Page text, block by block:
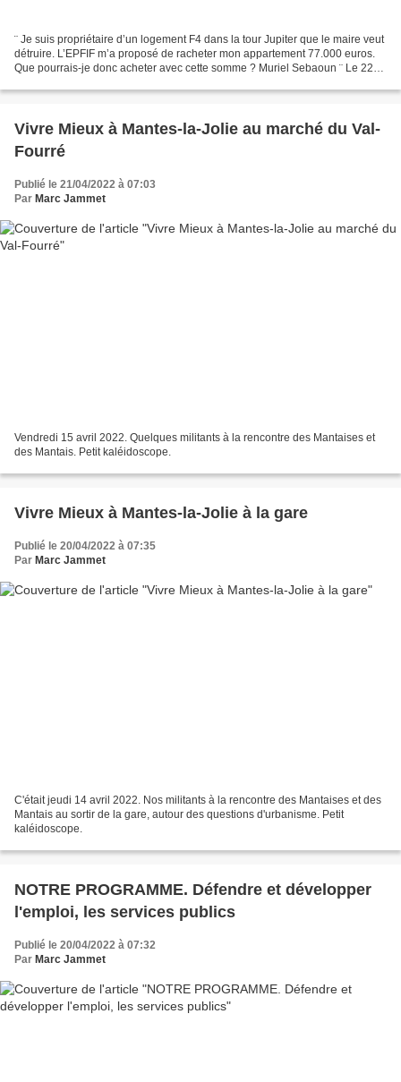
¨ Je suis propriétaire d’un logement F4 dans la tour Jupiter que le maire veut
détruire. L’EPFIF m’a proposé de racheter mon appartement 77.000 euros.
Que pourrais-je donc acheter avec cette somme ? Muriel Sebaoun ¨ Le 22
Vivre Mieux à Mantes-la-Jolie au marché du Val-
Fourré
Publié le 21/04/2022 à 07:03
Par Marc Jammet
Vendredi 15 avril 2022. Quelques militants à la rencontre des Mantaises et
des Mantais. Petit kaléidoscope.
Vivre Mieux à Mantes-la-Jolie à la gare
Publié le 20/04/2022 à 07:35
Par Marc Jammet
C'était jeudi 14 avril 2022. Nos militants à la rencontre des Mantaises et des
Mantais au sortir de la gare, autour des questions d'urbanisme. Petit
kaléidoscope.
NOTRE PROGRAMME. Défendre et développer
l'emploi, les services publics
Publié le 20/04/2022 à 07:32
Par Marc Jammet